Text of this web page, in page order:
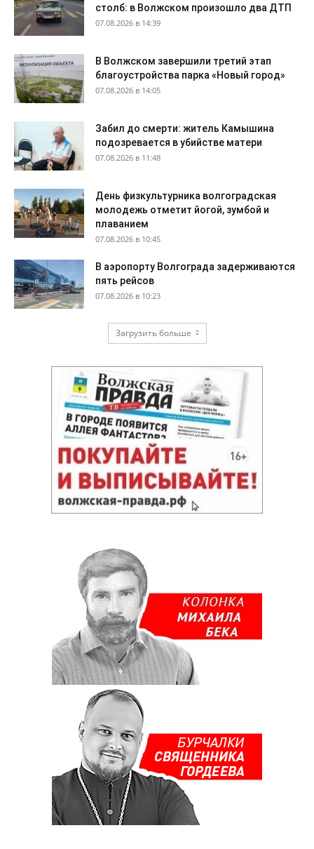
столб: в Волжском произошло два ДТП
07.08.2026 в 14:39
В Волжском завершили третий этап
благоустройства парка «Новый город»
07.08.2026 в 14:05
Забил до смерти: житель Камышина
подозревается в убийстве матери
07.08.2026 в 11:48
День физкультурника волгоградская
молодежь отметит йогой, зумбой и
плаванием
07.08.2026 в 10:45
В аэропорту Волгограда задерживаются
пять рейсов
07.08.2026 в 10:23
Загрузить больше